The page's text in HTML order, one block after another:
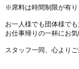
※席料は時間制限が有
お一人様でも団体様で
お仕事帰りの一杯にお
スタッフ一同、心より